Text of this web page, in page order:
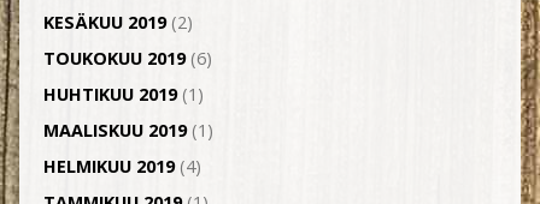
KESÄKUU 2019(2)
TOUKOKUU 2019(6)
HUHTIKUU 2019(1)
MAALISKUU 2019(1)
HELMIKUU 2019(4)